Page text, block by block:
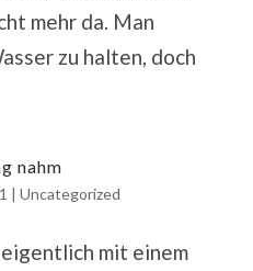
mehr da. Man
zu halten, doch
nahm
| Uncategorized
mit einem